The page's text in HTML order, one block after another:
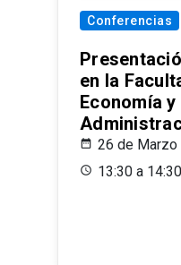
Conferencias
en la
Economía y
26 de Marzo
13:30 a 14:30